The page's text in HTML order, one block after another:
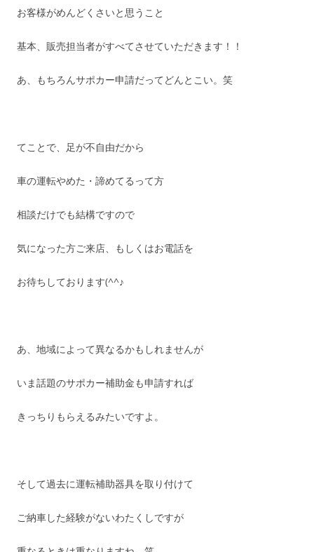
お客様がめんどくさいと思うこと
基本、販売担当者がすべてさせていただきます！！
あ、もちろんサポカー申請だってどんとこい。笑
てことで、足が不自由だから
車の運転やめた・諦めてるって方
相談だけでも結構ですので
気になった方ご来店、もしくはお電話を
お待ちしております(^^♪
あ、地域によって異なるかもしれませんが
いま話題のサポカー補助金も申請すれば
きっちりもらえるみたいですよ。
そして過去に運転補助器具を取り付けて
ご納車した経験がないわたくしですが